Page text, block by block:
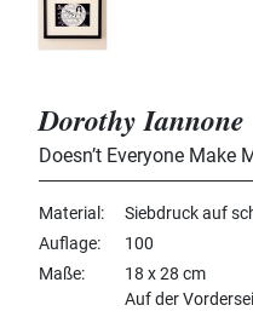
Dorothy Iannone
Doesn’t Everyone Make
Material
Siebdruck auf
Auflage
100
Maße
18 x 28 cm
Auf der